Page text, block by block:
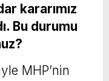
kararımız
Bu durumu
MHP’nin